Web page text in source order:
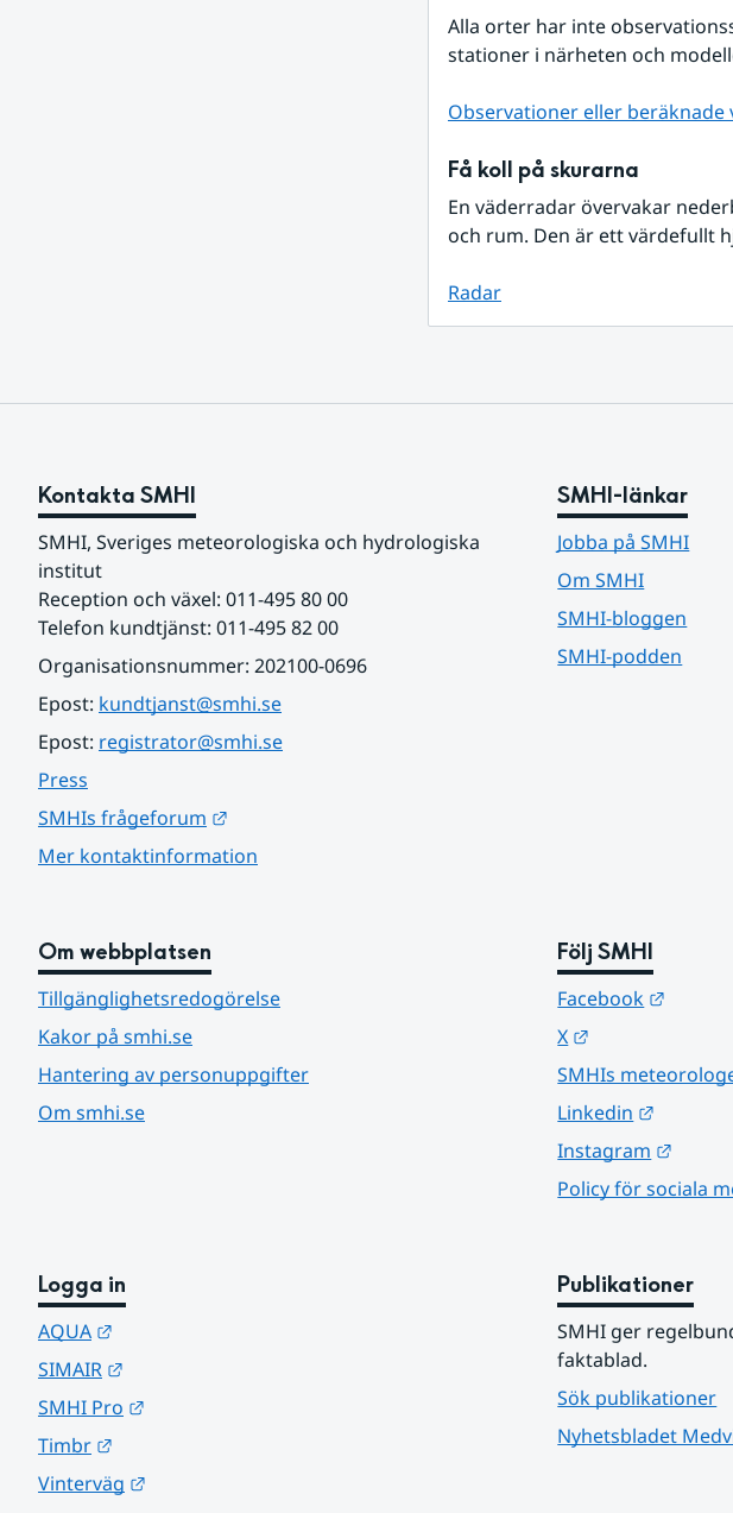
Alla orter har inte
stationer i närheten och
Observationer eller beräknade
Få koll på skurarna
En väderradar övervakar
och rum. Den är ett värdefullt
Radar
Kontakta SMHI
SMHI, Sveriges meteorologiska och hydrologiska
institut
Reception och växel: 011-495 80 00
Telefon kundtjänst: 011-495 82 00
Organisationsnummer: 202100-0696
Epost: kundtjanst@smhi.se
Epost: registrator@smhi.se
Press
SMHIs frågeforum
Mer kontaktinformation
SMHI-länkar
Jobba på SMHI
Om SMHI
SMHI-bloggen
SMHI-podden
Om webbplatsen
Tillgänglighetsredogörelse
Kakor på smhi.se
Hantering av personuppgifter
Om smhi.se
Följ SMHI
Facebook
X
SMHIs
Linkedin
Instagram
Policy för sociala
Logga in
AQUA
SIMAIR
SMHI Pro
Timbr
Vinterväg
Publikationer
SMHI ger
faktablad.
Sök publikationer
Nyhetsbladet